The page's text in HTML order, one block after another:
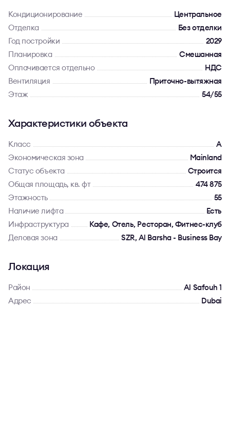
Кондиционирование
Центральное
Отделка
Без отделки
Год постройки
2029
Планировка
Смешанная
Оплачивается отдельно
НДС
Вентиляция
Приточно-вытяжная
Этаж
54/55
Характеристики объекта
Класс
A
Экономическая зона
Mainland
Статус объекта
Строится
Общая площадь, кв. фт
474 875
Этажность
55
Наличие лифта
Есть
Инфраструктура
Кафе, Отель, Ресторан, Фитнес-клуб
Деловая зона
SZR, Al Barsha - Business Bay
Локация
Район
Al Safouh 1
Адрес
Dubai